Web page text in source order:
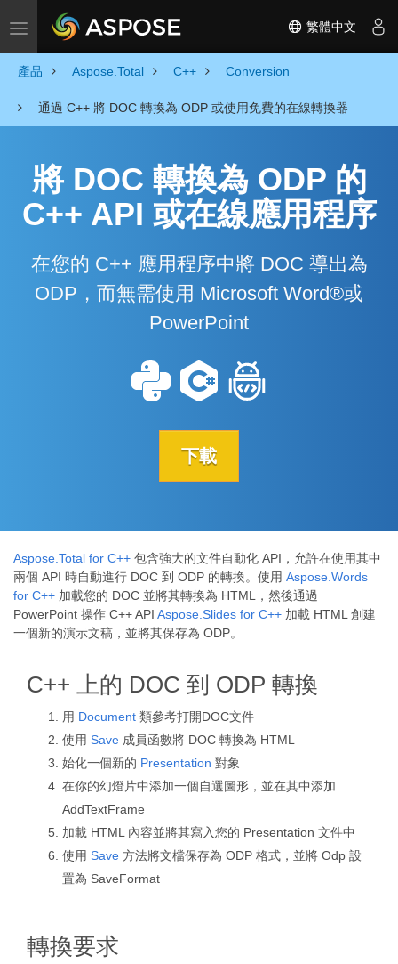
Toggle navigation 繁體中文
產品 Aspose.Total C++ Conversion
通過 C++ 將 DOC 轉換為 ODP 或使用免費的在線轉換器
將 DOC 轉換為 ODP 的
C++ API 或在線應用程序
在您的 C++ 應用程序中將 DOC 導出為
ODP，而無需使用 Microsoft Word®或
PowerPoint
下載
Aspose.Total for C++ 包含強大的文件自動化 API，允許在使用其中
兩個 API 時自動進行 DOC 到 ODP 的轉換。使用 Aspose.Words
for C++ 加載您的 DOC 並將其轉換為 HTML，然後通過
PowerPoint 操作 C++ API Aspose.Slides for C++ 加載 HTML 創建
一個新的演示文稿，並將其保存為 ODP。
C++ 上的 DOC 到 ODP 轉換
用 Document 類參考打開DOC文件
使用 Save 成員函數將 DOC 轉換為 HTML
始化一個新的 Presentation 對象
在你的幻燈片中添加一個自選圖形，並在其中添加
AddTextFrame
加載 HTML 內容並將其寫入您的 Presentation 文件中
使用 Save 方法將文檔保存為 ODP 格式，並將 Odp 設
置為 SaveFormat
轉換要求